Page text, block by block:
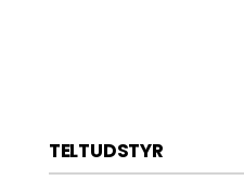
TELTUDSTYR